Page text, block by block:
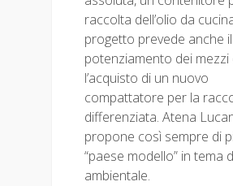
raccolta dell’olio da
progetto prevede anche il
potenziamento dei mezzi
l’acquisto di un nuovo
compattatore per la
differenziata. Atena
propone così sempre di
“paese modello” in tema
ambientale.